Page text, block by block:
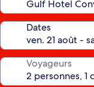
Dates
Voyageurs